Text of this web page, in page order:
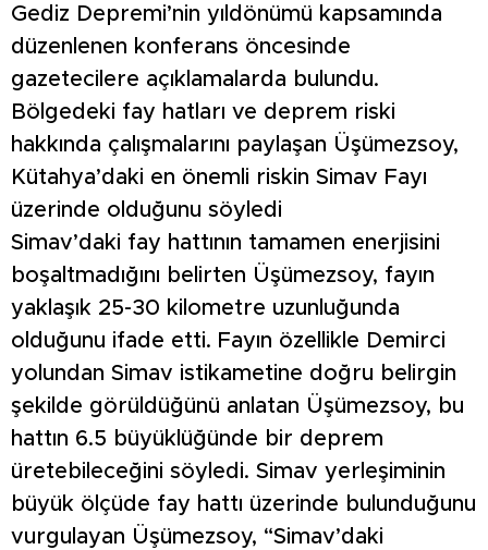
Gediz Depremi’nin yıldönümü kapsamında
düzenlenen konferans öncesinde
gazetecilere açıklamalarda bulundu.
Bölgedeki fay hatları ve deprem riski
hakkında çalışmalarını paylaşan Üşümezsoy,
Kütahya’daki en önemli riskin Simav Fayı
üzerinde olduğunu söyledi
Simav’daki fay hattının tamamen enerjisini
boşaltmadığını belirten Üşümezsoy, fayın
yaklaşık 25-30 kilometre uzunluğunda
olduğunu ifade etti. Fayın özellikle Demirci
yolundan Simav istikametine doğru belirgin
şekilde görüldüğünü anlatan Üşümezsoy, bu
hattın 6.5 büyüklüğünde bir deprem
üretebileceğini söyledi. Simav yerleşiminin
büyük ölçüde fay hattı üzerinde bulunduğunu
vurgulayan Üşümezsoy, “Simav’daki